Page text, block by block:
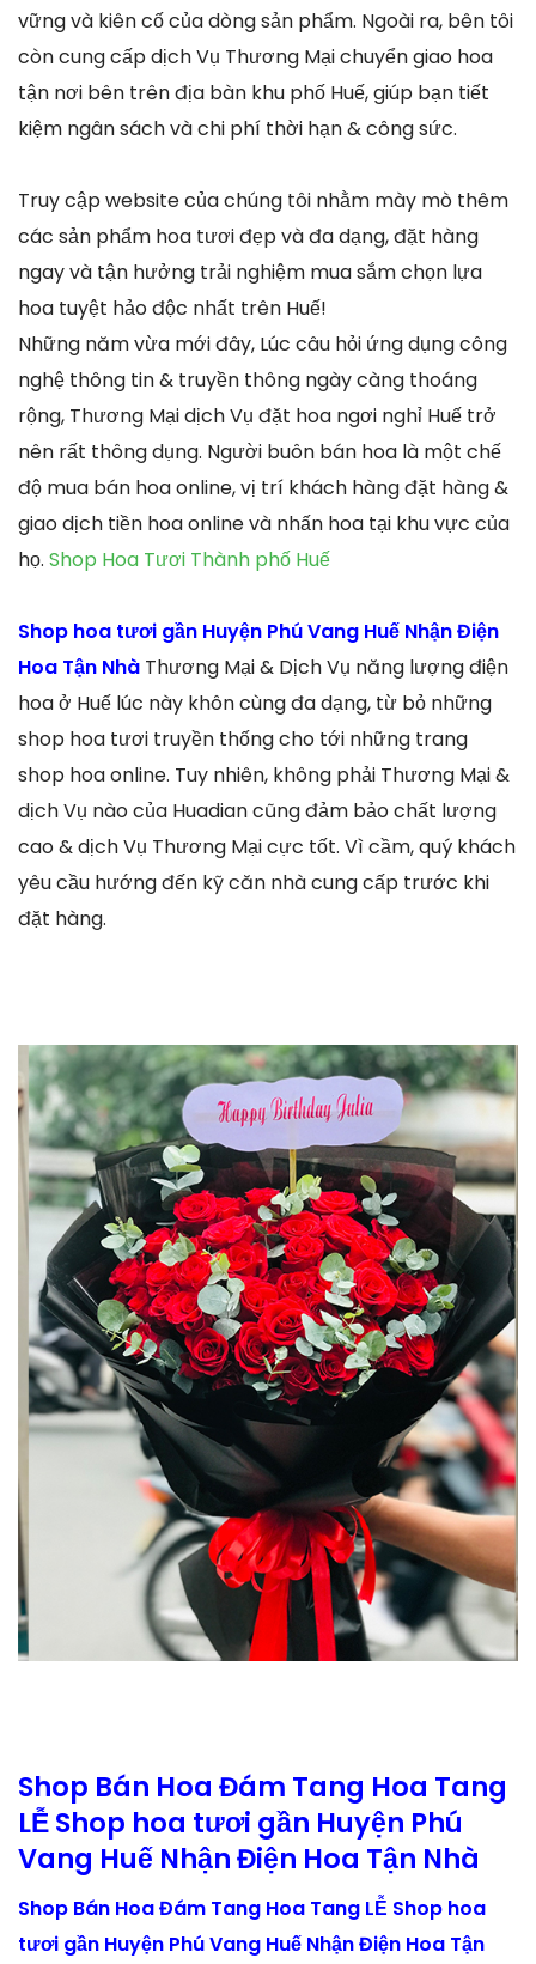
vững và kiên cố của dòng sản phẩm. Ngoài ra, bên tôi
còn cung cấp dịch Vụ Thương Mại chuyển giao hoa
tận nơi bên trên địa bàn khu phố Huế, giúp bạn tiết
kiệm ngân sách và chi phí thời hạn & công sức.
Truy cập website của chúng tôi nhằm mày mò thêm
các sản phẩm hoa tươi đẹp và đa dạng, đặt hàng
ngay và tận hưởng trải nghiệm mua sắm chọn lựa
hoa tuyệt hảo độc nhất trên Huế!
Những năm vừa mới đây, Lúc câu hỏi ứng dụng công
nghệ thông tin & truyền thông ngày càng thoáng
rộng, Thương Mại dịch Vụ đặt hoa ngơi nghỉ Huế trở
nên rất thông dụng. Người buôn bán hoa là một chế
độ mua bán hoa online, vị trí khách hàng đặt hàng &
giao dịch tiền hoa online và nhấn hoa tại khu vực của
họ. Shop Hoa Tươi Thành phố Huế
Shop hoa tươi gần Huyện Phú Vang Huế Nhận Điện
Hoa Tận Nhà Thương Mại & Dịch Vụ năng lượng điện
hoa ở Huế lúc này khôn cùng đa dạng, từ bỏ những
shop hoa tươi truyền thống cho tới những trang
shop hoa online. Tuy nhiên, không phải Thương Mại &
dịch Vụ nào của Huadian cũng đảm bảo chất lượng
cao & dịch Vụ Thương Mại cực tốt. Vì cầm, quý khách
yêu cầu hướng đến kỹ căn nhà cung cấp trước khi
đặt hàng.
Shop Bán Hoa Đám Tang Hoa Tang
LỄ Shop hoa tươi gần Huyện Phú
Vang Huế Nhận Điện Hoa Tận Nhà
Shop Bán Hoa Đám Tang Hoa Tang LỄ Shop hoa
tươi gần Huyện Phú Vang Huế Nhận Điện Hoa Tận